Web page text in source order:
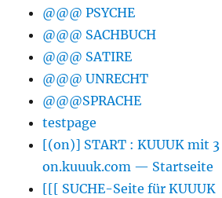
@@@ PSYCHE
@@@ SACHBUCH
@@@ SATIRE
@@@ UNRECHT
@@@SPRACHE
testpage
[(on)] START : KUUUK mit
on.kuuuk.com — Startseite
[[[ SUCHE-Seite für KUUUK